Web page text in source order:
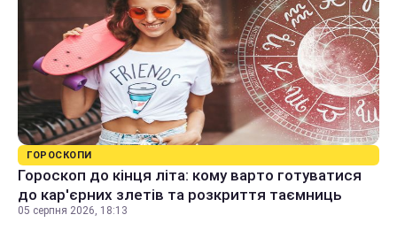
ГОРОСКОПИ
Гороскоп до кінця літа: кому варто готуватися
до кар'єрних злетів та розкриття таємниць
05 серпня 2026, 18:13